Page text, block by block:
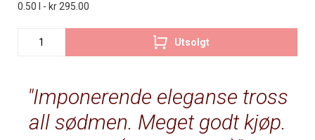
Imponerende eleganse tross
all sødmen. Meget godt kjøp.
0.50 l - kr 295.00
Utsolgt